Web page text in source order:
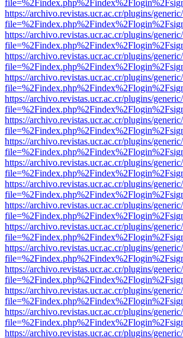
https://archivo.revistas.ucr.ac.cr/plugins/
https://archivo.revistas.ucr.ac.cr/plugins/
https://archivo.revistas.ucr.ac.cr/plugins/
https://archivo.revistas.ucr.ac.cr/plugins/
https://archivo.revistas.ucr.ac.cr/plugins/
https://archivo.revistas.ucr.ac.cr/plugins/
https://archivo.revistas.ucr.ac.cr/plugins/
https://archivo.revistas.ucr.ac.cr/plugins/
https://archivo.revistas.ucr.ac.cr/plugins/
https://archivo.revistas.ucr.ac.cr/plugins/
https://archivo.revistas.ucr.ac.cr/plugins/
https://archivo.revistas.ucr.ac.cr/plugins/
https://archivo.revistas.ucr.ac.cr/plugins/
https://archivo.revistas.ucr.ac.cr/plugins/
https://archivo.revistas.ucr.ac.cr/plugins/
https://archivo.revistas.ucr.ac.cr/plugins/